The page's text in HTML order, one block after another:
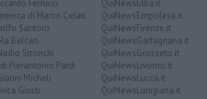
Ferrucci
di Marco Celati
Santoro
Belcari
Stronchi
Pierantonio Pardi
Micheli
Giusti
QuiNewsElba.it
QuiNewsEmpolese.it
QuiNewsFirenze.it
QuiNewsGarfagnana.it
QuiNewsGrosseto.it
QuiNewsLivorno.it
QuiNewsLucca.it
QuiNewsLunigiana.it